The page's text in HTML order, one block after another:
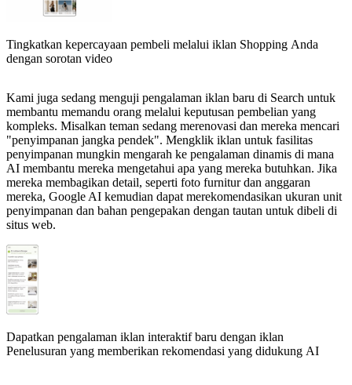
Tingkatkan kepercayaan pembeli melalui iklan Shopping Anda
dengan sorotan video
Kami juga sedang menguji pengalaman iklan baru di Search untuk
membantu memandu orang melalui keputusan pembelian yang
kompleks. Misalkan teman sedang merenovasi dan mereka mencari
"penyimpanan jangka pendek". Mengklik iklan untuk fasilitas
penyimpanan mungkin mengarah ke pengalaman dinamis di mana
AI membantu mereka mengetahui apa yang mereka butuhkan. Jika
mereka membagikan detail, seperti foto furnitur dan anggaran
mereka, Google AI kemudian dapat merekomendasikan ukuran unit
penyimpanan dan bahan pengepakan dengan tautan untuk dibeli di
situs web.
Dapatkan pengalaman iklan interaktif baru dengan iklan
Penelusuran yang memberikan rekomendasi yang didukung AI